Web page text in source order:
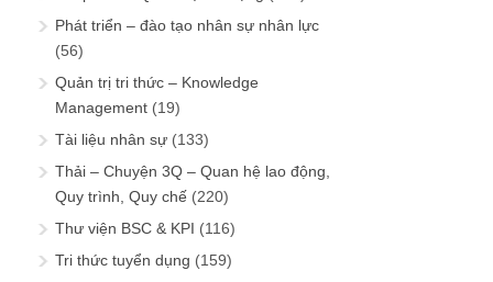
Phát triển – đào tạo nhân sự nhân lực
(56)
Quản trị tri thức – Knowledge
Management (19)
Tài liệu nhân sự (133)
Thải – Chuyện 3Q – Quan hệ lao động,
Quy trình, Quy chế (220)
Thư viện BSC & KPI (116)
Tri thức tuyển dụng (159)